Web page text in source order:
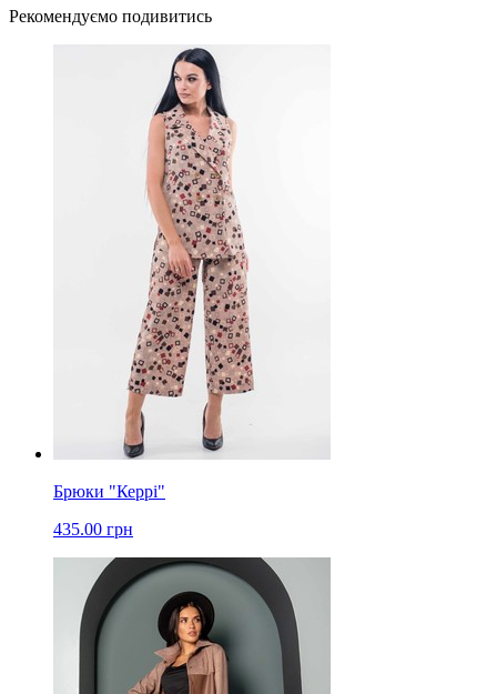
Рекомендуємо подивитись
Брюки "Керрі"
435.00 грн